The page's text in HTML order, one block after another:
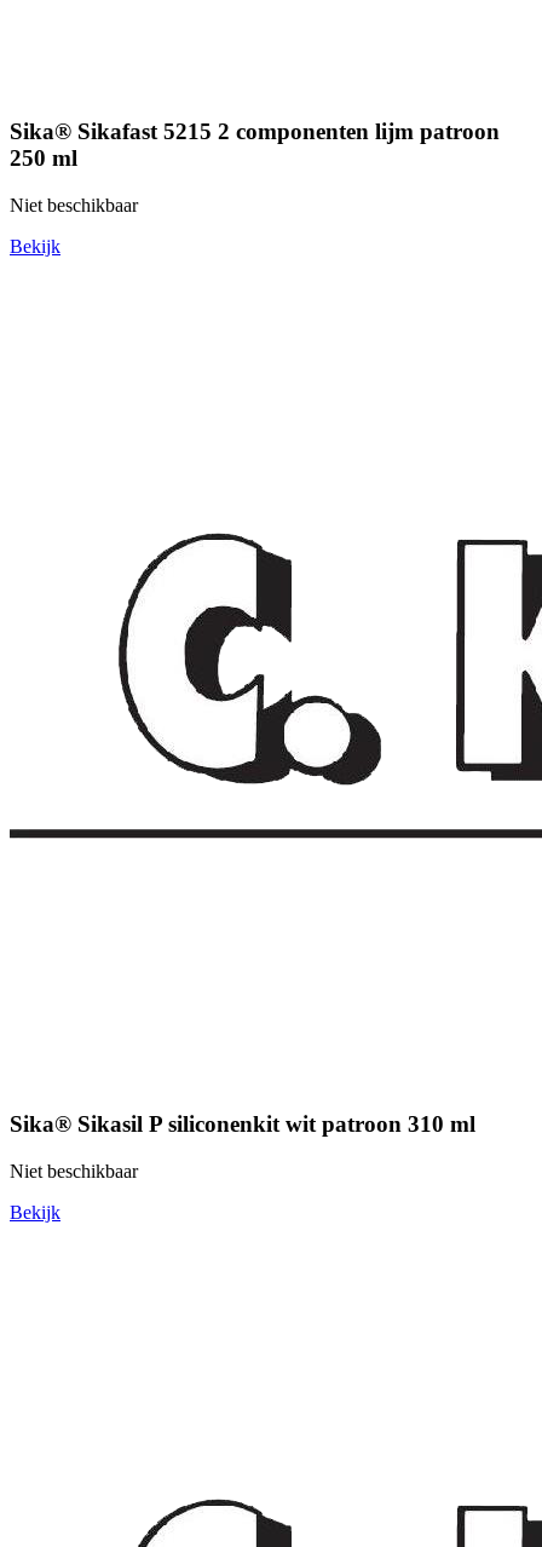
Sika® Sikafast 5215 2 componenten lijm patroon
250 ml
Niet beschikbaar
Bekijk
Sika® Sikasil P siliconenkit wit patroon 310 ml
Niet beschikbaar
Bekijk